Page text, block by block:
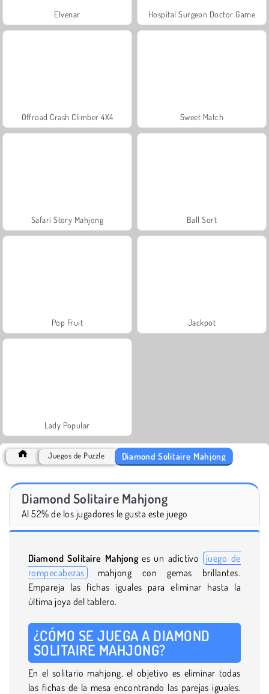
Elvenar Hospital Surgeon Doctor Game
Offroad Crash Climber 4X4 Sweet Match
Safari Story Mahjong Ball Sort
Pop Fruit Jackpot
Lady Popular
Juegos de Puzzle Diamond Solitaire Mahjong
Diamond Solitaire Mahjong
Al 52% de los jugadores le gusta este juego
Diamond Solitaire Mahjonges un adictivo
juego de
rompecabezas mahjong con gemas brillantes.
Empareja las fichas iguales para eliminar hasta la
última joya del tablero.
¿CÓMO SE JUEGA A DIAMOND
SOLITAIRE MAHJONG?
En el solitario mahjong, el objetivo es eliminar todas
las fichas de la mesa encontrando las parejas iguales.